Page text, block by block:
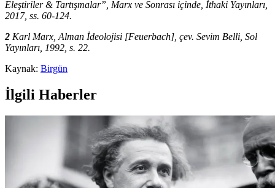
Eleştiriler & Tartışmalar”, Marx ve Sonrası içinde, İthaki Yayınları,
2017, ss. 60-124.
2 Karl Marx, Alman İdeolojisi [Feuerbach], çev. Sevim Belli, Sol
Yayınları, 1992, s. 22.
Kaynak: Birgün
İlgili Haberler